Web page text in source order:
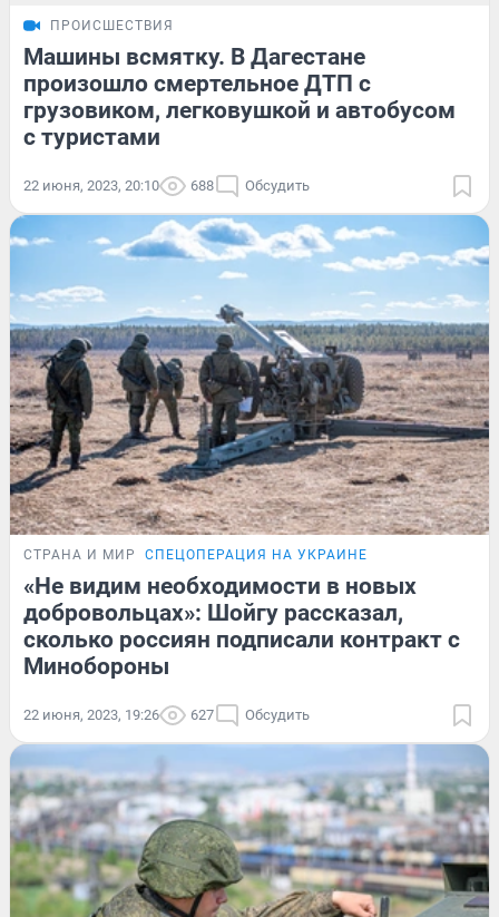
ПРОИСШЕСТВИЯ
Машины всмятку. В Дагестане
произошло смертельное ДТП с
грузовиком, легковушкой и автобусом
с туристами
22 июня, 2023, 20:10 688 Обсудить
СТРАНА И МИР СПЕЦОПЕРАЦИЯ НА УКРАИНЕ
«Не видим необходимости в новых
добровольцах»: Шойгу рассказал,
сколько россиян подписали контракт с
Минобороны
22 июня, 2023, 19:26 627 Обсудить